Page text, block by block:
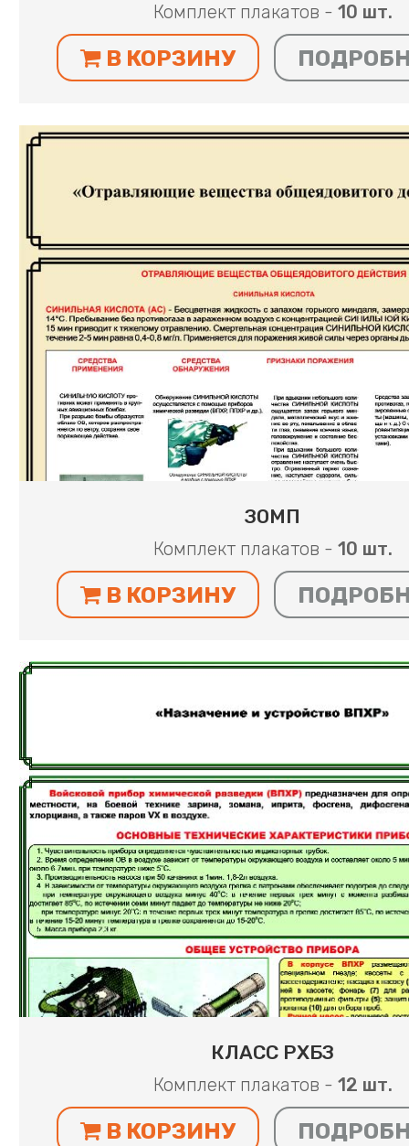
Комплект плакатов - 10 шт.
В КОРЗИНУ
ЗОМП
Комплект плакатов - 10 шт.
В КОРЗИНУ
КЛАСС РХБЗ
Комплект плакатов - 12 шт.
В КОРЗИНУ